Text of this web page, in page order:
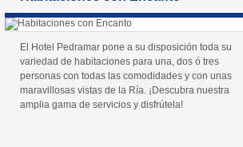
El Hotel Pedramar pone a su disposición toda su
variedad de habitaciones para una, dos ó tres
personas con todas las comodidades y con unas
maravillosas vistas de la Ría. ¡Descubra nuestra
amplia gama de servicios y disfrútela!